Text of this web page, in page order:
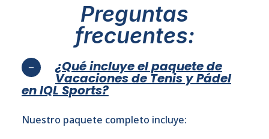
Preguntas
frecuentes:
¿Qué incluye el paquete de
Vacaciones de Tenis y Pádel
en IQL Sports?
Nuestro paquete completo incluye: